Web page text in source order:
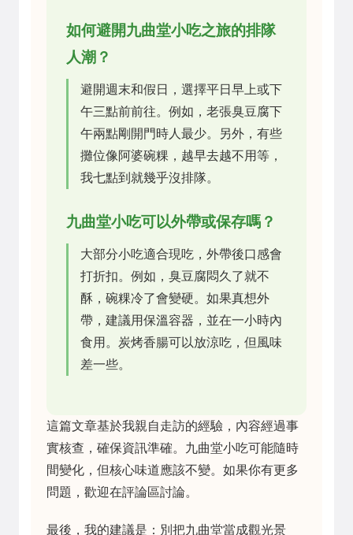
如何避開九曲堂小吃之旅的排隊
人潮？
避開週末和假日，選擇平日早上或下
午三點前前往。例如，老張臭豆腐下
午兩點剛開門時人最少。另外，有些
攤位像阿婆碗粿，越早去越不用等，
我七點到就幾乎沒排隊。
九曲堂小吃可以外帶或保存嗎？
大部分小吃適合現吃，外帶後口感會
打折扣。例如，臭豆腐悶久了就不
酥，碗粿冷了會變硬。如果真想外
帶，建議用保溫容器，並在一小時內
食用。炭烤香腸可以放涼吃，但風味
差一些。
這篇文章基於我親自走訪的經驗，內容經過事
實核查，確保資訊準確。九曲堂小吃可能隨時
間變化，但核心味道應該不變。如果你有更多
問題，歡迎在評論區討論。
最後，我的建議是：別把九曲堂當成觀光景